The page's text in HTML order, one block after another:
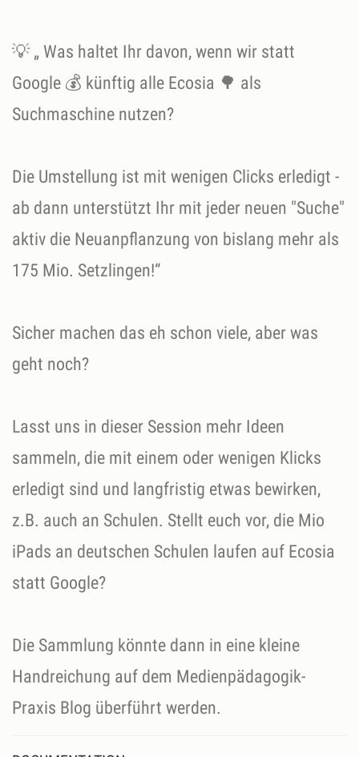
💡 „ Was haltet Ihr davon, wenn wir statt
Google 💰 künftig alle Ecosia 🌳 als
Suchmaschine nutzen?
Die Umstellung ist mit wenigen Clicks erledigt -
ab dann unterstützt Ihr mit jeder neuen "Suche"
aktiv die Neuanpflanzung von bislang mehr als
175 Mio. Setzlingen!“
Sicher machen das eh schon viele, aber was
geht noch?
Lasst uns in dieser Session mehr Ideen
sammeln, die mit einem oder wenigen Klicks
erledigt sind und langfristig etwas bewirken,
z.B. auch an Schulen. Stellt euch vor, die Mio
iPads an deutschen Schulen laufen auf Ecosia
statt Google?
Die Sammlung könnte dann in eine kleine
Handreichung auf dem Medienpädagogik-
Praxis Blog überführt werden.